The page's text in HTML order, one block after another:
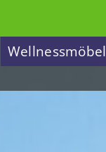
Wellnessmöbel